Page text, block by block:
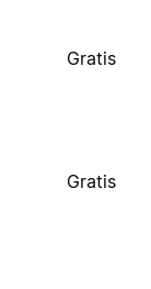
Gratis
Gratis